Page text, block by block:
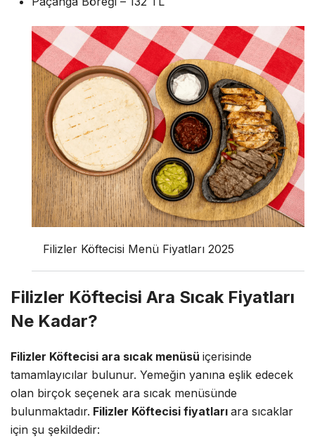
Filizler Köftecisi Menü Fiyatları 2025
Filizler Köftecisi Ara Sıcak Fiyatları
Ne Kadar?
Filizler Köftecisi ara sıcak menüsü içerisinde
tamamlayıcılar bulunur. Yemeğin yanına eşlik edecek
olan birçok seçenek ara sıcak menüsünde
bulunmaktadır. Filizler Köftecisi fiyatları ara sıcaklar
için şu şekildedir: